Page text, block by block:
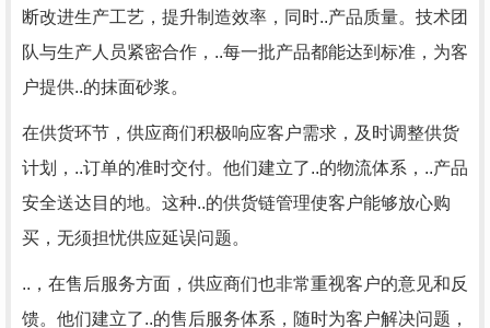
断改进生产工艺，提升制造效率，同时..产品质量。技术团
队与生产人员紧密合作，..每一批产品都能达到标准，为客
户提供..的抹面砂浆。
在供货环节，供应商们积极响应客户需求，及时调整供货
计划，..订单的准时交付。他们建立了..的物流体系，..产品
安全送达目的地。这种..的供货链管理使客户能够放心购
买，无须担忧供应延误问题。
..，在售后服务方面，供应商们也非常重视客户的意见和反
馈。他们建立了..的售后服务体系，随时为客户解决问题，